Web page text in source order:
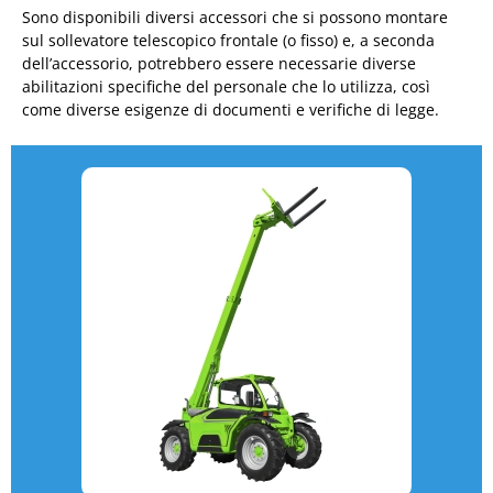
Sono disponibili diversi accessori che si possono montare
sul sollevatore telescopico frontale (o fisso) e, a seconda
dell’accessorio, potrebbero essere necessarie diverse
abilitazioni specifiche del personale che lo utilizza, così
come diverse esigenze di documenti e verifiche di legge.